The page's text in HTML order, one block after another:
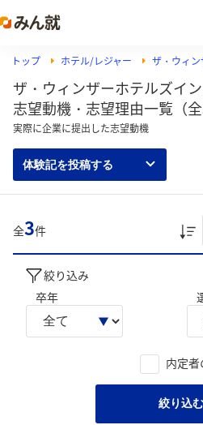
トップ ホテル/レジャー ザ・ウィ
ザ・ウィンザーホテルズイ
志望動機・志望理由一覧（全
実際に企業に提出した志望動機
体験記を投稿する
全3件
絞り込み
卒年
内定者
絞り込む